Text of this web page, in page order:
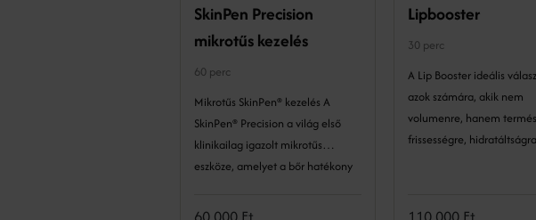
SkinPen Precision
mikrotűs kezelés
60 perc
Mikrotűs SkinPen® kezelés A
SkinPen® Precision a világ első
klinikailag igazolt mikrotűs
eszköze, amelyet a bőr hatékony
fejlesztettek ki. Ez a precíz
Lipbooster
30 perc
A Lip Booster ideális
azok számára, akik nem
volumenre, hanem
frissességre,